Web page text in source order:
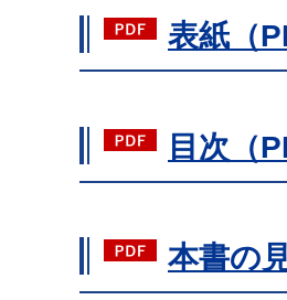
表紙（
目次（
本書の